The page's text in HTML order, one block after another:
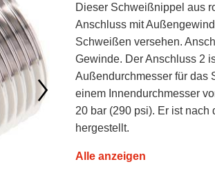
Dieser Schweißnippel aus
Anschluss mit
Schweißen versehen.
Gewinde. Der Anschluss 2
Außendurchmesser für das
einem Innendurchmesser
20 bar (290 psi). Er ist
hergestellt.
Alle anzeigen